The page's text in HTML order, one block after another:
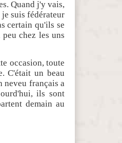
Quand j'y vais,
suis fédérateur
certain qu'ils se
chez les uns
occasion, toute
C'était un beau
neveu français a
ils sont
demain au